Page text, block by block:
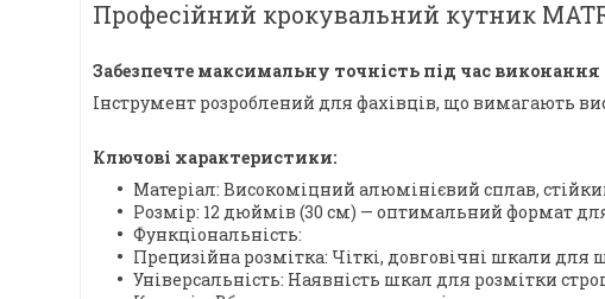
Професійний крокувальний кутник
Забезпечте максимальну точність під час
Інструмент розроблений для фахівців, що вимагають
Ключові характеристики:
Матеріал: Високоміцний алюмінієвий сплав,
Розмір: 12 дюймів (30 см) — оптимальний формат
Функціональність:
Прецизійна розмітка: Чіткі, довговічні шкали для
Універсальність: Наявність шкал для розмітки